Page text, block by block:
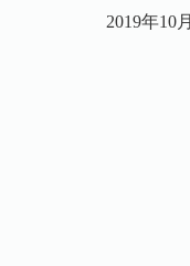
2019年10